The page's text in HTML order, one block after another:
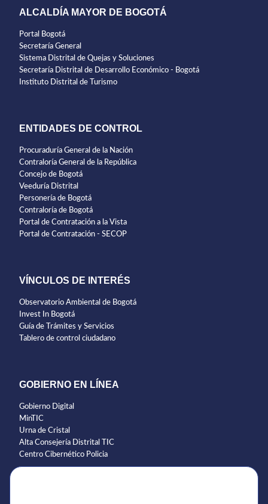
ALCALDÍA MAYOR DE BOGOTÁ
Portal Bogotá
Secretaría General
Sistema Distrital de Quejas y Soluciones
Secretaría Distrital de Desarrollo Económico - Bogotá
Instituto Distrital de Turismo
ENTIDADES DE CONTROL
Procuraduría General de la Nación
Contraloría General de la República
Concejo de Bogotá
Veeduría Distrital
Personería de Bogotá
Contraloría de Bogotá
Portal de Contratación a la Vista
Portal de Contratación - SECOP
VÍNCULOS DE INTERÉS
Observatorio Ambiental de Bogotá
Invest In Bogotá
Guía de Trámites y Servicios
Tablero de control ciudadano
GOBIERNO EN LÍNEA
Gobierno Digital
MinTIC
Urna de Cristal
Alta Consejería Distrital TIC
Centro Cibernético Policia